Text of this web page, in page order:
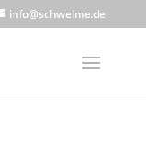
info@schwelme.de